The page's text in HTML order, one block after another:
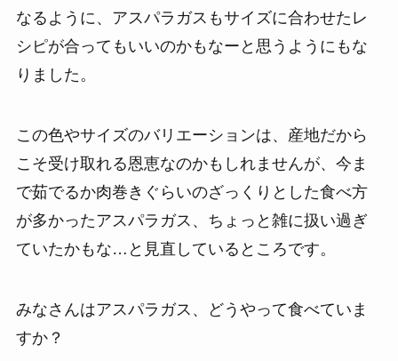
なるように、アスパラガスもサイズに合わせたレ
シピが合ってもいいのかもなーと思うようにもな
りました。
この色やサイズのバリエーションは、産地だから
こそ受け取れる恩恵なのかもしれませんが、今ま
で茹でるか肉巻きぐらいのざっくりとした食べ方
が多かったアスパラガス、ちょっと雑に扱い過ぎ
ていたかもな…と見直しているところです。
みなさんはアスパラガス、どうやって食べていま
すか？